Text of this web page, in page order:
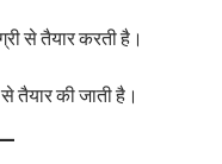
से तैयार करती है।
तैयार की जाती है।